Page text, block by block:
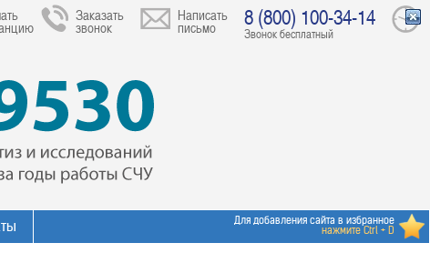
Заказать
звонок
Написать
письмо 8 (800) 100-34-14
Звонок бесплатный
Для добавления сайта в избранное
нажмите Ctrl + D